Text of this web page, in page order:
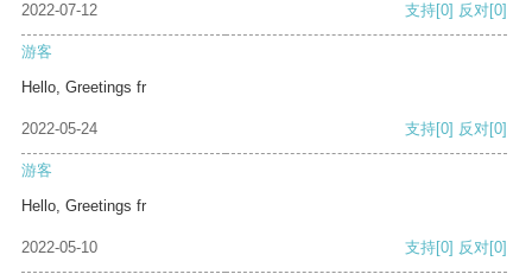
2022-07-12 支持[0] 反对[0]
游客
Hello, Greetings fr
2022-05-24 支持[0] 反对[0]
游客
Hello, Greetings fr
2022-05-10 支持[0] 反对[0]